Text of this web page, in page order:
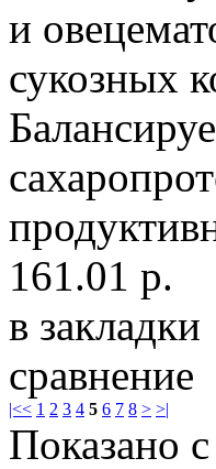
и
сукозных
161.01 р.
в закладки
сравнение
|<< 1 2 3 4 5 6 7 8 > >|
Показано